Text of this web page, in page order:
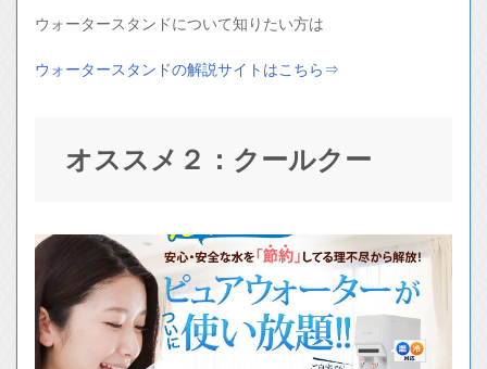
ウォータースタンドについて知りたい方は
ウォータースタンドの解説サイトはこちら⇒
オススメ２：クールクー